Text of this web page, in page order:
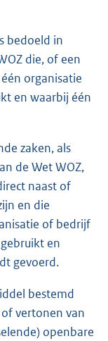
bedoeld in
die, of een
organisatie
en waarbij één
zaken, als
de Wet WOZ,
naast of
en die
of bedrijf
en
gevoerd.
bestemd
vertonen van
openbare